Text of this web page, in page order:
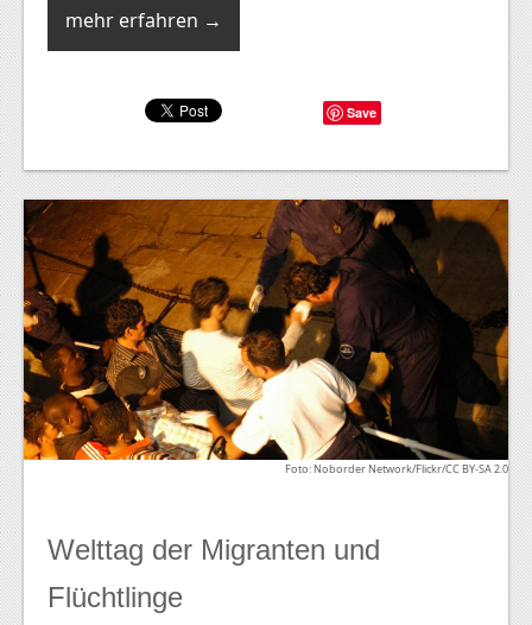
mehr erfahren →
Save
Foto: Noborder Network/Flickr/CC BY-SA 2.0
Welttag der Migranten und
Flüchtlinge